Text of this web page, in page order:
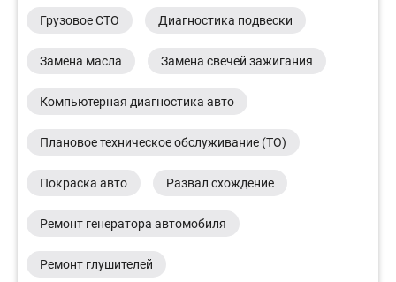
Грузовое СТО Диагностика подвески
Замена масла Замена свечей зажигания
Компьютерная диагностика авто
Плановое техническое обслуживание (ТО)
Покраска авто Развал схождение
Ремонт генератора автомобиля
Ремонт глушителей